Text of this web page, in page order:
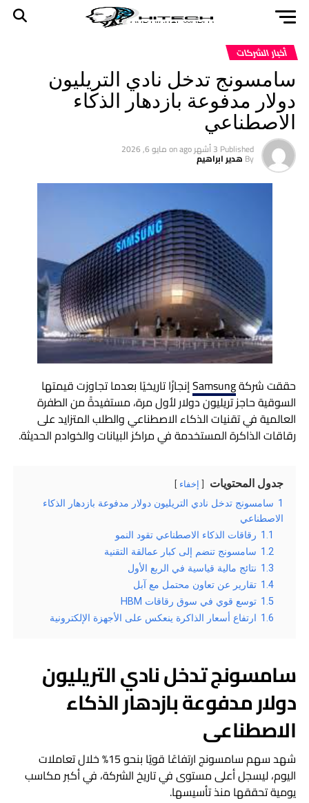
أخبار الشركات
سامسونج تدخل نادي التريليون
دولار مدفوعة بازدهار الذكاء
الاصطناعي
Published 3 أشهر ago onمايو 6, 2026
By هدير ابراهيم
حققت شركةSamsungإنجازًا تاريخيًا بعدما تجاوزت قيمتها
السوقية حاجز تريليون دولار لأول مرة، مستفيدةً من الطفرة
العالمية في تقنيات الذكاء الاصطناعي والطلب المتزايد على
رقاقات الذاكرة المستخدمة في مراكز البيانات والخوادم الحديثة.
جدول المحتويات إخفاء
1 سامسونج تدخل نادي التريليون دولار مدفوعة بازدهار الذكاء
الاصطناعي
1.1 رقاقات الذكاء الاصطناعي تقود النمو
1.2 سامسونج تنضم إلى كبار عمالقة التقنية
1.3 نتائج مالية قياسية في الربع الأول
1.4 تقارير عن تعاون محتمل مع آبل
1.5 توسع قوي في سوق رقاقات HBM
1.6 ارتفاع أسعار الذاكرة ينعكس على الأجهزة الإلكترونية
سامسونج تدخل نادي التريليون
دولار مدفوعة بازدهار الذكاء
الاصطناعي
شهد سهم سامسونج ارتفاعًا قويًا بنحو 15% خلال تعاملات
اليوم، ليسجل أعلى مستوى في تاريخ الشركة، في أكبر مكاسب
يومية تحققها منذ تأسيسها.